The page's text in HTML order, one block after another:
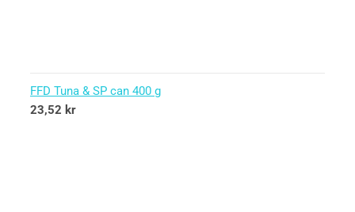
FFD Tuna & SP can 400 g
23,52 kr